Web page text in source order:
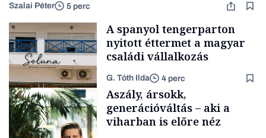
Szalai Péter 5 perc
A spanyol tengerparton
nyitott éttermet a magyar
családi vállalkozás
G. Tóth Ilda 4 perc
Aszály, ársokk,
generációváltás – aki a
viharban is előre néz